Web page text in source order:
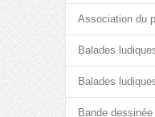
Association du
Balades
Balades
Bande dessinée